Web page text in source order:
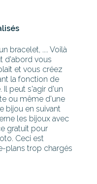
bracelet, .... Voilà
d'abord vous
et vous créez
la fonction de
Il peut s'agir d'un
ou même d'une
bijou en suivant
les bijoux avec
gratuit pour
Ceci est
plans trop chargés